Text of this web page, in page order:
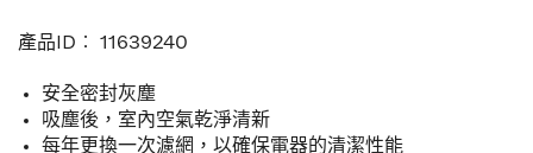
產品ID︰ 11639240
安全密封灰塵
吸塵後，室內空氣乾淨清新
每年更換一次濾網，以確保電器的清潔性能